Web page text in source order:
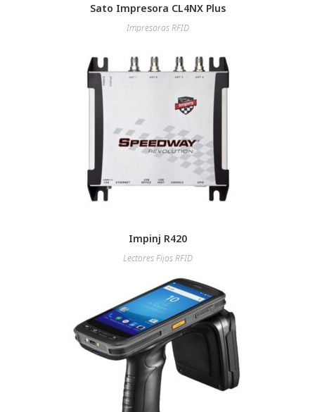
Sato Impresora CL4NX Plus
Impresoras RFID
Impinj R420
Lectores Fijos RFID